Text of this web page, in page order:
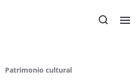
Patrimonio cultural